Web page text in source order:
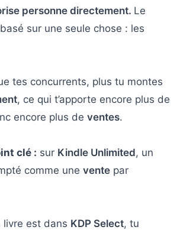
personne directement. Le
sur une seule chose : les
tes concurrents, plus tu montes
, ce qui t’apporte encore plus de
encore plus de ventes.
clé : sur Kindle Unlimited, un
comme une vente par
livre est dans KDP Select, tu